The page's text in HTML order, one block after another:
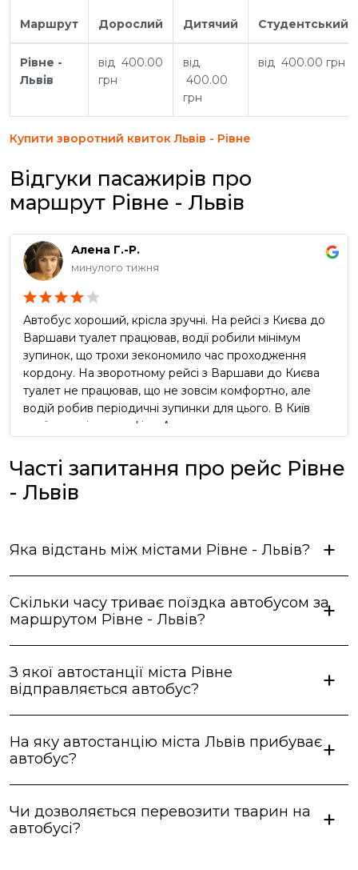
Маршрут Дорослий Дитячий Студентський
Рівне -
Львів
від 400.00
грн
від
400.00
грн
від 400.00 грн
Купити зворотний квиток Львів - Рівне
Відгуки пасажирів про
маршрут Рівне - Львів
Алена Г.-Р.
минулого тижня
Автобус хороший, крісла зручні. На рейсі з Києва до
Варшави туалет працював, водії робили мінімум
зупинок, що трохи зекономило час проходження
кордону. На зворотному рейсі з Варшави до Києва
туалет не працював, що не зовсім комфортно, але
водій робив періодичні зупинки для цього. В Київ
приїхали згідно графіку. Але реклама про
неправдивою, водії про таке навіть не чули))) Вцілому
сервіс оцінюю як добрий, але не відмінний.
Часті запитання про рейс Рівне
- Львів
Яка відстань між містами Рівне - Львів?
Скільки часу триває поїздка автобусом за
маршрутом Рівне - Львів?
З якої автостанції міста Рівне
відправляється автобус?
На яку автостанцію міста Львів прибуває
автобус?
Чи дозволяється перевозити тварин на
автобусі?